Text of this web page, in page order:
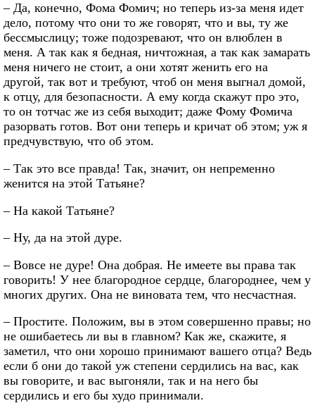
– Да, конечно, Фома Фомич; но теперь из-за меня идет
дело, потому что они то же говорят, что и вы, ту же
бессмыслицу; тоже подозревают, что он влюблен в
меня. А так как я бедная, ничтожная, а так как замарать
меня ничего не стоит, а они хотят женить его на
другой, так вот и требуют, чтоб он меня выгнал домой,
к отцу, для безопасности. А ему когда скажут про это,
то он тотчас же из себя выходит; даже Фому Фомича
разорвать готов. Вот они теперь и кричат об этом; уж я
предчувствую, что об этом.
– Так это все правда! Так, значит, он непременно
женится на этой Татьяне?
– На какой Татьяне?
– Ну, да на этой дуре.
– Вовсе не дуре! Она добрая. Не имеете вы права так
говорить! У нее благородное сердце, благороднее, чем у
многих других. Она не виновата тем, что несчастная.
– Простите. Положим, вы в этом совершенно правы; но
не ошибаетесь ли вы в главном? Как же, скажите, я
заметил, что они хорошо принимают вашего отца? Ведь
если б они до такой уж степени сердились на вас, как
вы говорите, и вас выгоняли, так и на него бы
сердились и его бы худо принимали.